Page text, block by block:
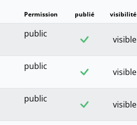
Permission publié visibilité
public
visible
public
visible
public
visible